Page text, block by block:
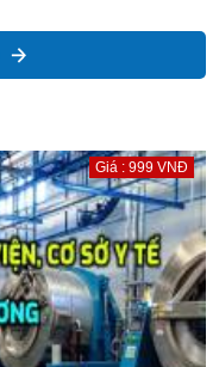
Giá : 999 VNĐ